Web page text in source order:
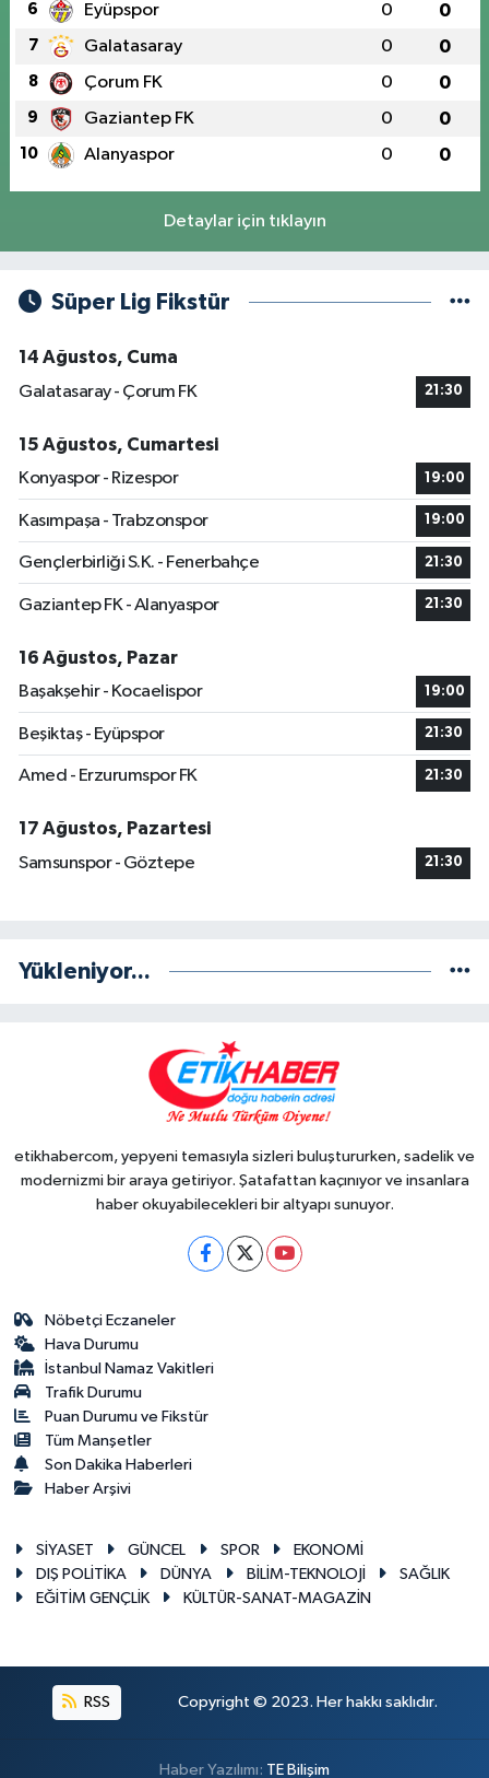
6 Eyüpspor 0 0
7 Galatasaray 0 0
8 Çorum FK 0 0
9 Gaziantep FK 0 0
10 Alanyaspor 0 0
Detaylar için tıklayın
Süper Lig Fikstür
14 Ağustos, Cuma
Galatasaray - Çorum FK
21:30
15 Ağustos, Cumartesi
Konyaspor - Rizespor
19:00
Kasımpaşa - Trabzonspor 19:00
Gençlerbirliği S.K. - Fenerbahçe 21:30
Gaziantep FK - Alanyaspor 21:30
16 Ağustos, Pazar
Başakşehir - Kocaelispor
19:00
Beşiktaş - Eyüpspor 21:30
Amed - Erzurumspor FK 21:30
17 Ağustos, Pazartesi
Samsunspor - Göztepe
21:30
Yükleniyor...
etikhabercom, yepyeni temasıyla sizleri buluştururken, sadelik ve
modernizmi bir araya getiriyor. Şatafattan kaçınıyor ve insanlara
haber okuyabilecekleri bir altyapı sunuyor.
Nöbetçi Eczaneler
Hava Durumu
İstanbul Namaz Vakitleri
Trafik Durumu
Puan Durumu ve Fikstür
Tüm Manşetler
Son Dakika Haberleri
Haber Arşivi
SİYASET GÜNCEL SPOR
EKONOMİ
DIŞ POLİTİKA
DÜNYA BİLİM-TEKNOLOJİ
SAĞLIK
EĞİTİM GENÇLİK
KÜLTÜR-SANAT-MAGAZİN
RSS Copyright © 2023. Her hakkı saklıdır.
Haber Yazılımı: TE Bilişim